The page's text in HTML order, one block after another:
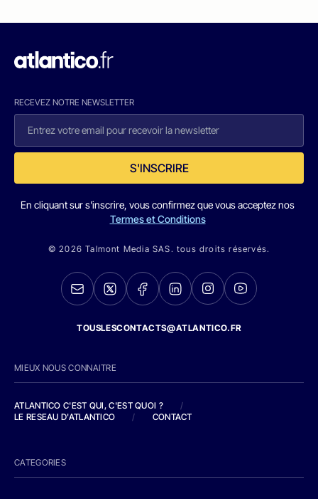
RECEVEZ NOTRE NEWSLETTER
S'INSCRIRE
En cliquant sur s'inscrire, vous confirmez que vous acceptez nos
Termes et Conditions
© 2026 Talmont Media SAS. tous droits réservés.
TOUSLESCONTACTS@ATLANTICO.FR
MIEUX NOUS CONNAITRE
ATLANTICO C'EST QUI, C'EST QUOI ?
/
LE RESEAU D'ATLANTICO
/ CONTACT
CATEGORIES